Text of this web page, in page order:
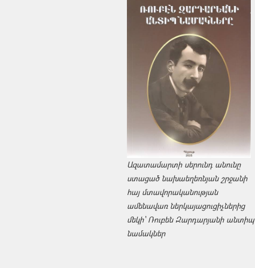
Ազատամարտի սերունդ անունը
ստացած նախաեղեռնյան շրջանի
հայ մտավորականության
ամենավառ ներկայացուցիչներից
մեկի՝ Ռուբեն Զարդարյանի անտիպ
նամակներ